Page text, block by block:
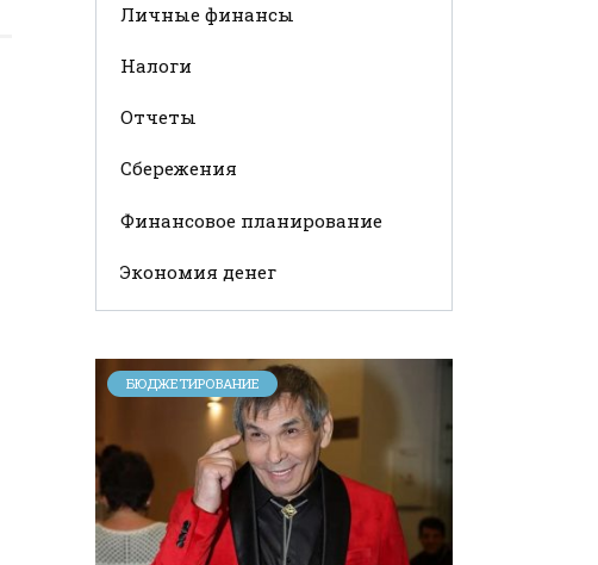
Личные финансы
Налоги
Отчеты
Сбережения
Финансовое планирование
Экономия денег
БЮДЖЕТИРОВАНИЕ